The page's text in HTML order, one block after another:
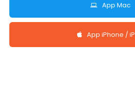
App Mac
App iPhone /